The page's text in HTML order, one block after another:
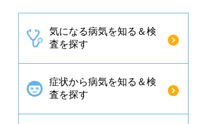
気になる病気を知る＆検
査を探す
症状から病気を知る＆検
査を探す